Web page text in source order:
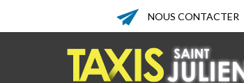
NOUS CONTACTER